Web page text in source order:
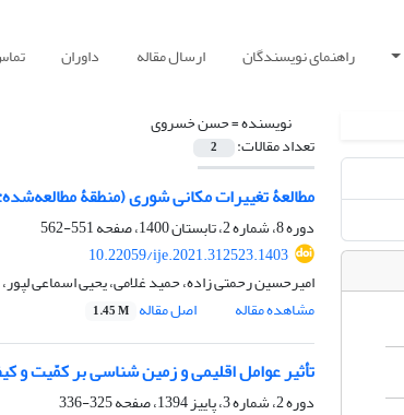
راهنمای نویسندگان ارسال مقاله داوران
نویسنده =حسن خسروی
تعداد مقالات: 2
مطالعۀ تغییرات مکانی شوری (منطقۀ
دوره 8، شماره 2، تابستان 1400، صفحه
551-562
10.22059/ije.2021.312523.1403
امیرحسین رحمتی زاده، حمید غلامی، یحیی اسماعی
مشاهده مقاله
اصل مقاله 1.45 M
تأثیر عوامل اقلیمی و زمین‏ شناسی بر کمّیت و
دوره 2، شماره 3، پاییز 1394، صفحه
325-336